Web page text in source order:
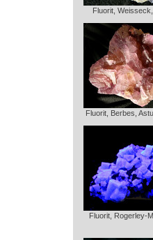
Fluorit,
Fluorit, Berbes,
Fluorit, Rogerley-